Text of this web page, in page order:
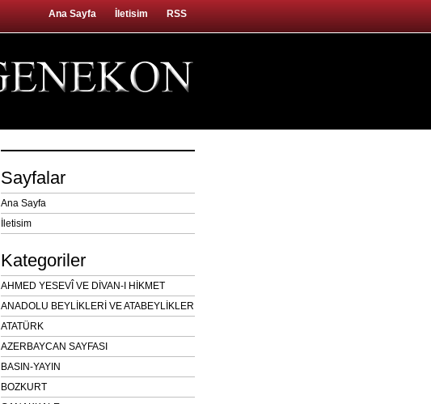
Ana Sayfa İletisim RSS
Sayfalar
Ana Sayfa
İletisim
Kategoriler
AHMED YESEVÎ VE DİVAN-I HİKMET
ANADOLU BEYLİKLERİ VE ATABEYLİKLER
ATATÜRK
AZERBAYCAN SAYFASI
BASIN-YAYIN
BOZKURT